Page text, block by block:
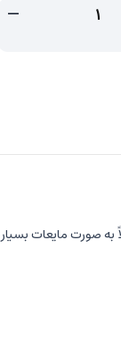
به صورت مایعات